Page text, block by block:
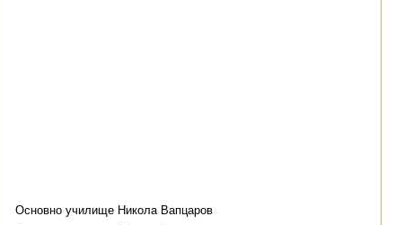
Основно училище Никола Вапцаров